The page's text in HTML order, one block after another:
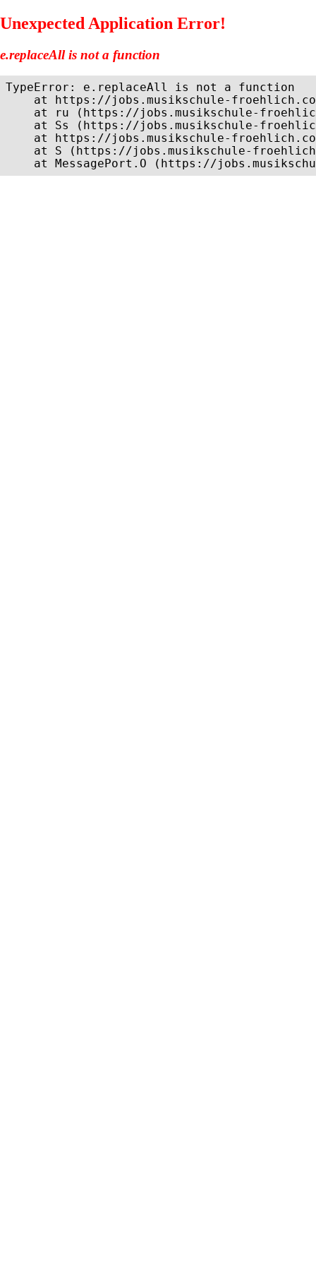
Unexpected Application Error!
e.replaceAll is not a function
TypeError: e.replaceAll is not a function
at https://jobs.musikschule-
at ru (https://jobs.musikschule-
at Ss (https://jobs.musikschule-
at https://jobs.musikschule-
at S (https://jobs.musikschule-
at MessagePort.O (https://